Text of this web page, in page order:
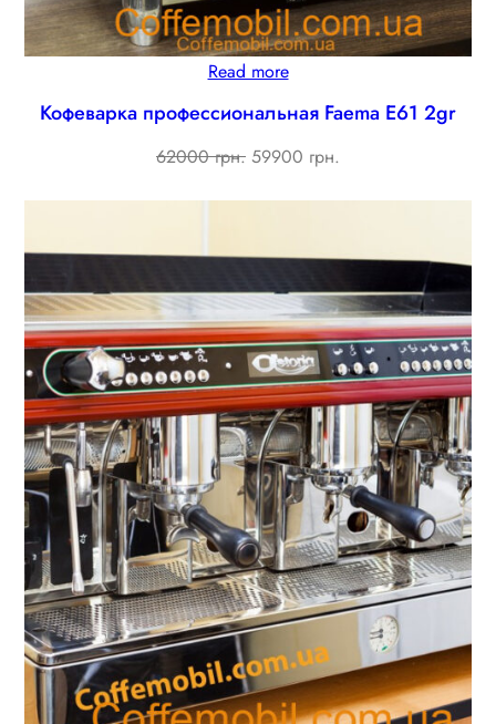
Read more
Кофеварка профессиональная Faema E61 2gr
62000 грн. Original
59900 грн.